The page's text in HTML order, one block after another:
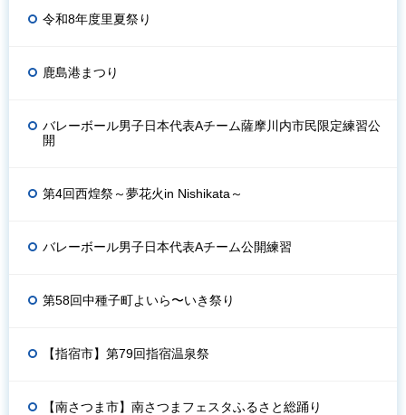
令和8年度里夏祭り
鹿島港まつり
バレーボール男子日本代表Aチーム薩摩川内市民限定練習公
開
第4回西煌祭～夢花火in Nishikata～
バレーボール男子日本代表Aチーム公開練習
第58回中種子町よいら〜いき祭り
【指宿市】第79回指宿温泉祭
【南さつま市】南さつまフェスタふるさと総踊り